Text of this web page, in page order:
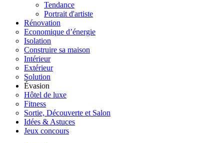
Tendance
Portrait d'artiste
Rénovation
Economique d’énergie
Isolation
Construire sa maison
Intérieur
Extérieur
Solution
Évasion
Hôtel de luxe
Fitness
Sortie, Découverte et Salon
Idées & Astuces
Jeux concours